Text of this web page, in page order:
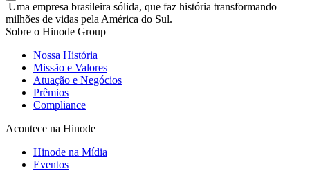
Uma empresa brasileira sólida, que faz história transformando
milhões de vidas pela América do Sul.
Sobre o Hinode Group
Nossa História
Missão e Valores
Atuação e Negócios
Prêmios
Compliance
Acontece na Hinode
Hinode na Mídia
Eventos